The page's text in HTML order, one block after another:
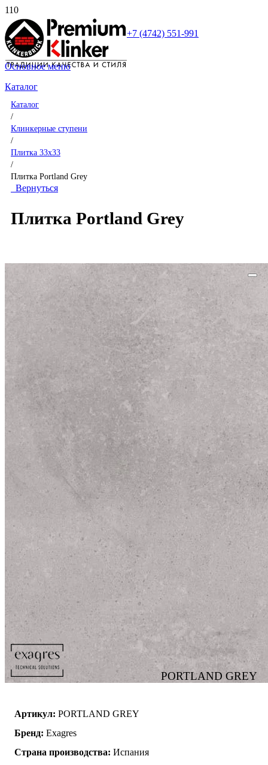
+7 (4742) 551-991
Основное меню
Каталог
Каталог
/
Клинкерные ступени
/
Плитка 33x33
/
Плитка Portland Grey
Вернуться
Плитка Portland Grey
PORTLAND GREY
Артикул: PORTLAND GREY
Бренд: Exagres
Страна производства: Испания